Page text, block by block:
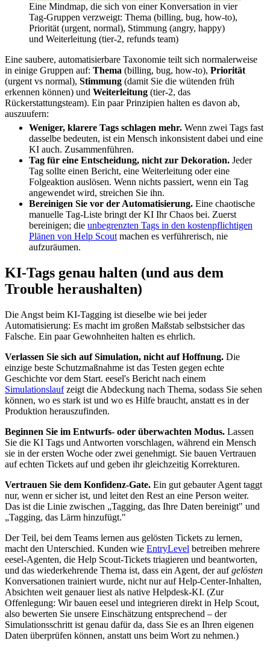
Eine Mindmap, die sich von einer Konversation in vier
Tag-Gruppen verzweigt: Thema (billing, bug, how-to),
Priorität (urgent, normal), Stimmung (angry, happy)
und Weiterleitung (tier-2, refunds team)
Eine saubere, automatisierbare Taxonomie teilt sich normalerweise
in einige Gruppen auf: Thema (billing, bug, how-to), Priorität
(urgent vs normal), Stimmung (damit Sie die wütenden früh
erkennen können) und Weiterleitung (tier-2, das
Rückerstattungsteam). Ein paar Prinzipien halten es davon ab,
auszuufern:
Weniger, klarere Tags schlagen mehr. Wenn zwei Tags fast
dasselbe bedeuten, ist ein Mensch inkonsistent dabei und eine
KI auch. Zusammenführen.
Tag für eine Entscheidung, nicht zur Dekoration. Jeder
Tag sollte einen Bericht, eine Weiterleitung oder eine
Folgeaktion auslösen. Wenn nichts passiert, wenn ein Tag
angewendet wird, streichen Sie ihn.
Bereinigen Sie vor der Automatisierung. Eine chaotische
manuelle Tag-Liste bringt der KI Ihr Chaos bei. Zuerst
bereinigen; die unbegrenzten Tags in den kostenpflichtigen
Plänen von Help Scout machen es verführerisch, nie
aufzuräumen.
KI-Tags genau halten (und aus dem
Trouble heraushalten)
Die Angst beim KI-Tagging ist dieselbe wie bei jeder
Automatisierung: Es macht im großen Maßstab selbstsicher das
Falsche. Ein paar Gewohnheiten halten es ehrlich.
Verlassen Sie sich auf Simulation, nicht auf Hoffnung. Die
einzige beste Schutzmaßnahme ist das Testen gegen echte
Geschichte vor dem Start. eesel's Bericht nach einem
Simulationslaufzeigt die Abdeckung nach Thema, sodass Sie sehen
können, wo es stark ist und wo es Hilfe braucht, anstatt es in der
Produktion herauszufinden.
Beginnen Sie im Entwurfs- oder überwachten Modus. Lassen
Sie die KI Tags und Antworten vorschlagen, während ein Mensch
sie in der ersten Woche oder zwei genehmigt. Sie bauen Vertrauen
auf echten Tickets auf und geben ihr gleichzeitig Korrekturen.
Vertrauen Sie dem Konfidenz-Gate. Ein gut gebauter Agent taggt
nur, wenn er sicher ist, und leitet den Rest an eine Person weiter.
Das ist die Linie zwischen „Tagging, das Ihre Daten bereinigt" und
„Tagging, das Lärm hinzufügt."
Der Teil, bei dem Teams lernen aus gelösten Tickets zu lernen,
macht den Unterschied. Kunden wie EntryLevel betreiben mehrere
eesel-Agenten, die Help Scout-Tickets triagieren und beantworten,
und das wiederkehrende Thema ist, dass ein Agent, der aufgelösten
Konversationen trainiert wurde, nicht nur auf Help-Center-Inhalten,
Absichten weit genauer liest als native Helpdesk-KI. (Zur
Offenlegung: Wir bauen eesel und integrieren direkt in Help Scout,
also bewerten Sie unsere Einschätzung entsprechend – der
Simulationsschritt ist genau dafür da, dass Sie es an Ihren eigenen
Daten überprüfen können, anstatt uns beim Wort zu nehmen.)